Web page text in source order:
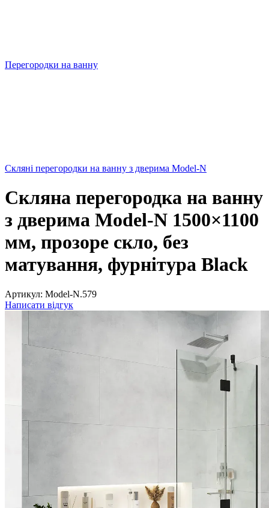
Перегородки на ванну
Скляні перегородки на ванну з дверима Model-N
Скляна перегородка на ванну
з дверима Model-N 1500×1100
мм, прозоре скло, без
матування, фурнітура Black
Артикул: Model-N.579
Написати відгук